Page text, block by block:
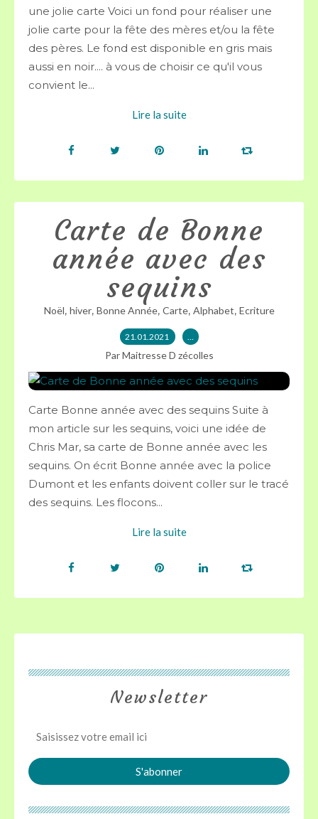
une jolie carte Voici un fond pour réaliser une
jolie carte pour la fête des mères et/ou la fête
des pères. Le fond est disponible en gris mais
aussi en noir.... à vous de choisir ce qu'il vous
convient le...
Lire la suite
Carte de Bonne
année avec des
sequins
Noël, hiver, Bonne Année, Carte, Alphabet, Ecriture
21.01.2021 …
Par Maitresse D zécolles
Carte Bonne année avec des sequins Suite à
mon article sur les sequins, voici une idée de
Chris Mar, sa carte de Bonne année avec les
sequins. On écrit Bonne année avec la police
Dumont et les enfants doivent coller sur le tracé
des sequins. Les flocons...
Lire la suite
Newsletter